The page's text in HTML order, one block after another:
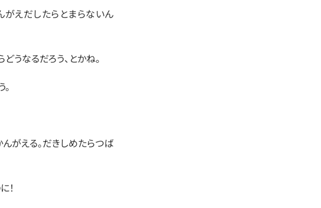
がえだしたらとまらないん
うなるだろう、とかね。
がえる。だきしめたらつば
！